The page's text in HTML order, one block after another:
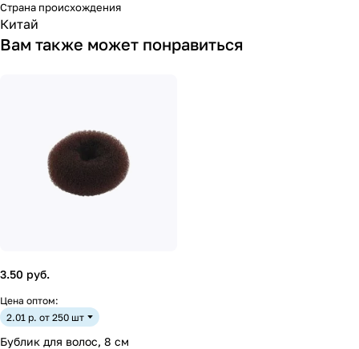
Страна происхождения
Китай
Вам также может понравиться
3.50 руб.
Цена оптом:
2.01 р. от 250 шт
Бублик для волос, 8 см